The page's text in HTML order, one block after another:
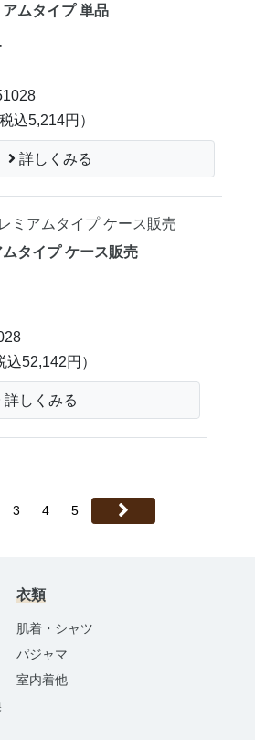
アムタイプ 単品
税込5,214円）
詳しくみる
ムタイプ ケース販売
込52,142円）
詳しくみる
3 4 5
衣類
肌着・シャツ
パジャマ
室内着他